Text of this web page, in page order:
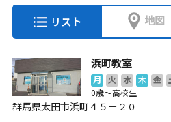
リスト 地図
浜町教室
月 火 水 木 金
0歳～高校生
群馬県太田市浜町４５－２０